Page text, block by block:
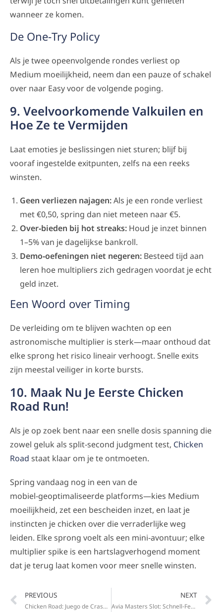
wanneer ze komen.
De One‑Try Policy
Als je twee opeenvolgende rondes verliest op
Medium moeilijkheid, neem dan een pauze of schakel
over naar Easy voor de volgende poging.
9. Veelvoorkomende Valkuilen en
Hoe Ze te Vermijden
Laat emoties je beslissingen niet sturen; blijf bij
vooraf ingestelde exitpunten, zelfs na een reeks
winsten.
Geen verliezen najagen:Als je een ronde verliest
met €0,50, spring dan niet meteen naar €5.
Over‑bieden bij hot streaks: Houd je inzet binnen
1–5% van je dagelijkse bankroll.
Demo‑oefeningen niet negeren: Besteed tijd aan
leren hoe multipliers zich gedragen voordat je echt
geld inzet.
Een Woord over Timing
De verleiding om te blijven wachten op een
astronomische multiplier is sterk—maar onthoud dat
elke sprong het risico lineair verhoogt. Snelle exits
zijn meestal veiliger in korte bursts.
10. Maak Nu Je Eerste Chicken
Road Run!
Als je op zoek bent naar een snelle dosis spanning die
zowel geluk als split‑second judgment test, Chicken
Road staat klaar om je te ontmoeten.
Spring vandaag nog in een van de
mobiel‑geoptimaliseerde platforms—kies Medium
moeilijkheid, zet een bescheiden inzet, en laat je
instincten je chicken over die verraderlijke weg
leiden. Elke sprong voelt als een mini‑avontuur; elke
multiplier spike is een hartslagverhogend moment
dat je terug laat komen voor meer snelle winsten.
PREVIOUS
Chicken Road: Juego de Crash Rápido para Ganancias Rápidas
NEXT
Avia Masters Slot: Schnell‑Feuer-Hoch‑Action für schnelle Spieler